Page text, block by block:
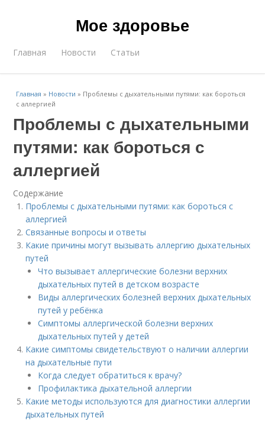
Мое здоровье
Главная Новости Статьи
Главная » Новости » Проблемы с дыхательными путями: как бороться
с аллергией
Проблемы с дыхательными
путями: как бороться с
аллергией
Содержание
Проблемы с дыхательными путями: как бороться с
аллергией
Связанные вопросы и ответы
Какие причины могут вызывать аллергию дыхательных
путей
Что вызывает аллергические болезни верхних
дыхательных путей в детском возрасте
Виды аллергических болезней верхних дыхательных
путей у ребёнка
Симптомы аллергической болезни верхних
дыхательных путей у детей
Какие симптомы свидетельствуют о наличии аллергии
на дыхательные пути
Когда следует обратиться к врачу?
Профилактика дыхательной аллергии
Какие методы используются для диагностики аллергии
дыхательных путей